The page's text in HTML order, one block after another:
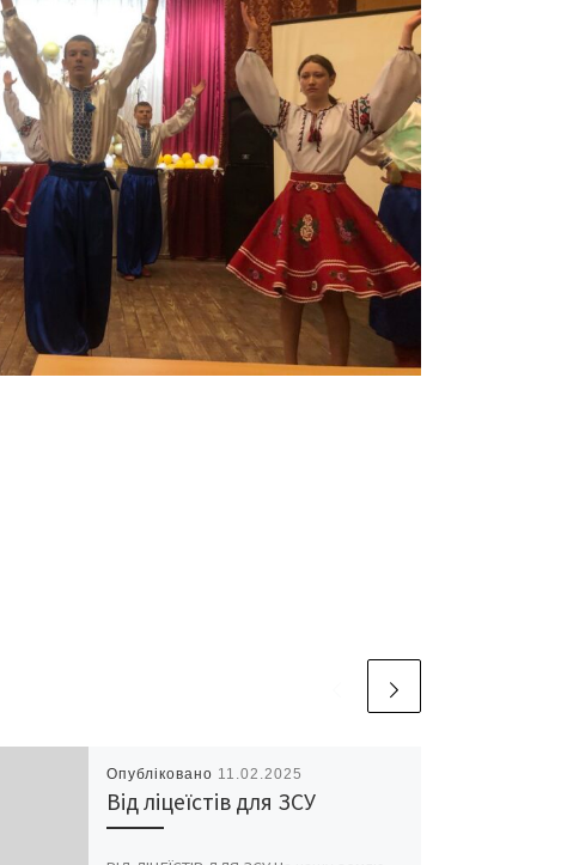
Опубліковано 11.02.2025
Від ліцеїстів для ЗСУ